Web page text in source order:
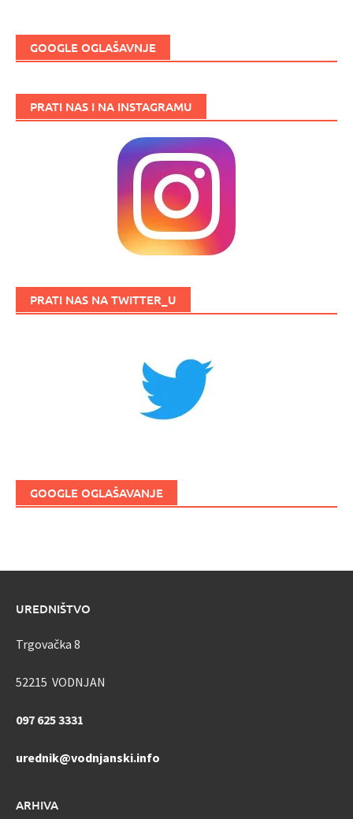
GOOGLE OGLAŠAVNJE
PRATI NAS I NA INSTAGRAMU
PRATI NAS NA TWITTER_U
GOOGLE OGLAŠAVANJE
UREDNIŠTVO
Trgovačka 8
52215 VODNJAN
097 625 3331
urednik@vodnjanski.info
ARHIVA